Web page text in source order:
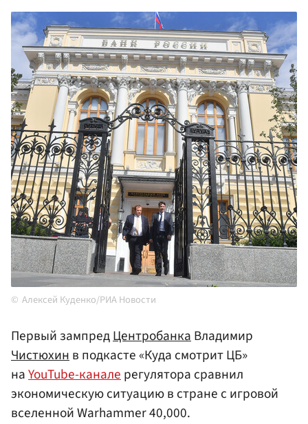
Алексей Куденко/РИА Новости
Первый зампредЦентробанкаВладимир
Чистюхинв подкасте «Куда смотрит ЦБ»
наYouTube-каналерегулятора сравнил
экономическую ситуацию в стране с игровой
вселенной Warhammer 40,000.